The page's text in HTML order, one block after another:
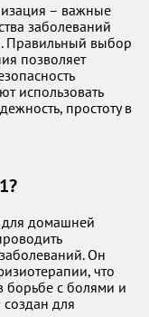
– важные
заболеваний
Правильный выбор
позволяет
использовать
простоту в
домашней
Он
что
с болями и
для